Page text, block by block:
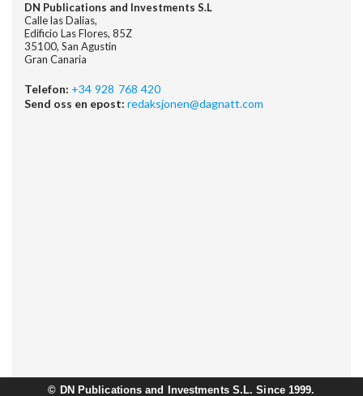
DN Publications and Investments S.L
Calle las Dalias,
Edificio Las Flores, 85Z
35100, San Agustin
Gran Canaria
Telefon: +34 928 768 420
Send oss en epost: redaksjonen@dagnatt.com
© DN Publications and Investments S.L. Since 1999.